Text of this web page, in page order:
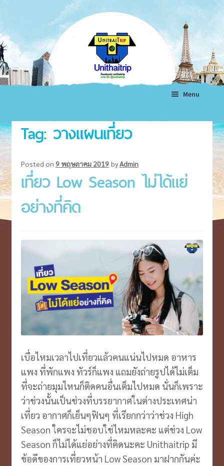
navigation
content
Menu
ทัวร์ต่างประเทศ
Expand
menu
ทัวร์ในประเทศ
Expand
menu
แพ็คเกจทัวร์
Expand
โรงแรม
child
ตั๋วเครื่องบิน/รถ
Expand
menu
บินตรงเชียงใหม่
ประกันเ/ไวไฟ/เล้านจ์
Expand
child
menu
Expand
child
child
menu
Tag: วางแผนเที่ยว
Posted on 9 พฤษภาคม 2019 byAdmin
เที่ยว Low Season ไม่ได้แย่
อย่างที่คิด
เบื่อไหมเวลาไปเที่ยวแล้วคนแน่นไปหมด อาหาร
แพง ที่พักแพง ทัวร์ก็แพง แถมยังถ่ายรูปได้ไม่เต็ม
ที่จะถ่ายมุมไหนก็ติดคนอื่นเต็มไปหมด นั่นก็เพราะ
ว่าช่วงนั้นเป็นช่วงที่บรรยากาศในต่างประเทศน่า
เที่ยว อากาศก็เย็นๆฟินๆ ที่เรียกกว่าว่าช่วง High
Season ใครจะไม่ชอบใช่ไหมหละคะ แต่ช่วง Low
Season ก็ไม่ได้แย่อย่างที่คิดนะคะ Unithaitrip มี
ข้อดีของการเที่ยวหน้า Low Season มาฝากกันค่ะ